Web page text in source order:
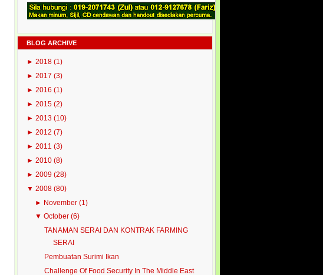
BLOG ARCHIVE
► 2018 (1)
► 2017 (3)
► 2016 (1)
► 2015 (2)
► 2013 (10)
► 2012 (7)
► 2011 (3)
► 2010 (8)
► 2009 (28)
▼ 2008 (80)
► November(1)
▼October(6)
TANAMAN SERAI DAN KONTRAK FARMING
SERAI
Pembuatan Surimi Ikan
Challenge Of Food Security In The Middle East